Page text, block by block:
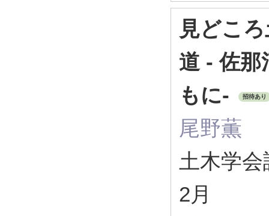
見どこ
道 - 佐那
もに-
招待あり
尾野薫
土木学
2月